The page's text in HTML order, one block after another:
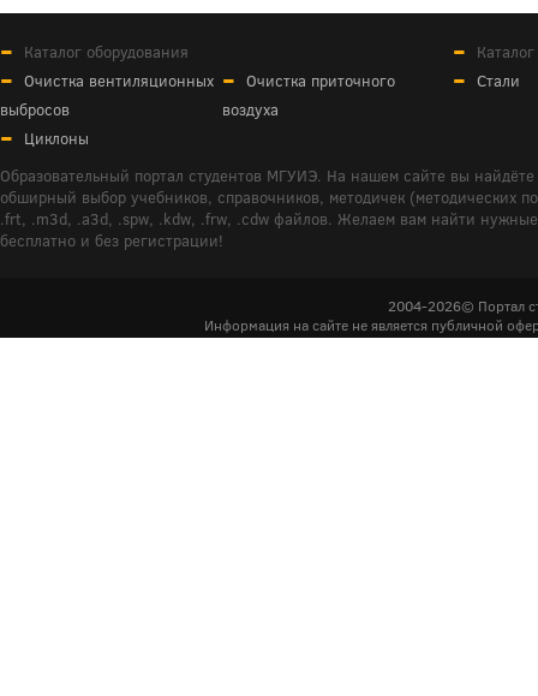
Каталог оборудования
Очистка вентиляционных
выбросов
Очистка приточного
воздуха
Циклоны
Стали
Образовательный портал студентов МГУИЭ. На нашем сайте вы
обширный выбор учебников, справочников, методичек (методических
.frt, .m3d, .a3d, .spw, .kdw, .frw, .cdw файлов. Желаем вам найти
бесплатно и без регистрации!
2004-2026© Портал
Информация на сайте не является публичной